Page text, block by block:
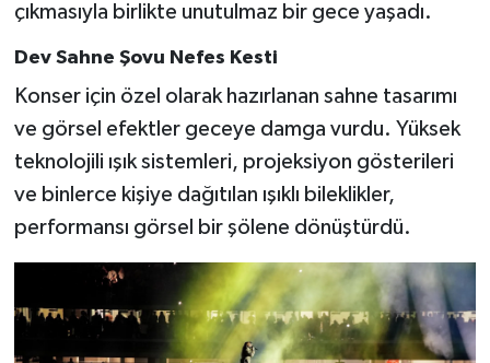
çıkmasıyla birlikte unutulmaz bir gece yaşadı.
Dev Sahne Şovu Nefes Kesti
Konser için özel olarak hazırlanan sahne tasarımı
ve görsel efektler geceye damga vurdu. Yüksek
teknolojili ışık sistemleri, projeksiyon gösterileri
ve binlerce kişiye dağıtılan ışıklı bileklikler,
performansı görsel bir şölene dönüştürdü.